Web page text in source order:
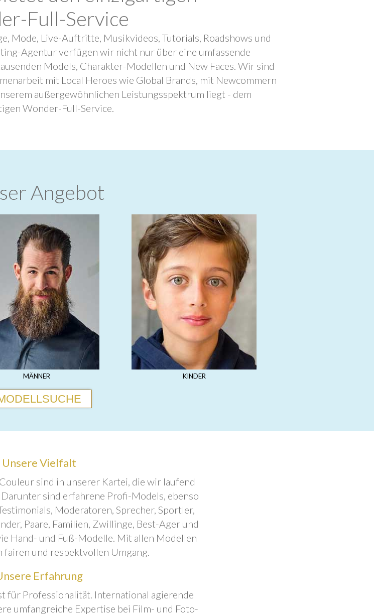
Full-Service
Mode, Live-Auftritte, Musikvideos, Tutorials, Roadshows und
Agentur verfügen wir nicht nur über eine umfassende
Models, Charakter-Modellen und New Faces. Wir sind
mit Local Heroes wie Global Brands, mit Newcommern
außergewöhnlichen Leistungsspektrum liegt - dem
Wonder-Full-Service.
Angebot
MÄNNER KINDER
Unsere Vielfalt
sind in unserer Kartei, die wir laufend
sind erfahrene Profi-Models, ebenso
Moderatoren, Sprecher, Sportler,
Paare, Familien, Zwillinge, Best-Ager und
Hand- und Fuß-Modelle. Mit allen Modellen
fairen und respektvollen Umgang.
Erfahrung
für Professionalität. International agierende
umfangreiche Expertise bei Film- und Foto-